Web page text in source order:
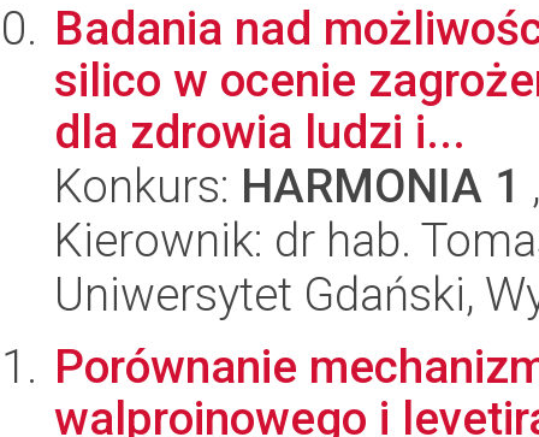
Badania nad
silico w ocenie
dla zdrowia ludzi i...
Konkurs: HARMONIA 1
Kierownik: dr hab.
Uniwersytet Gdański,
Porównanie
walproinowego i